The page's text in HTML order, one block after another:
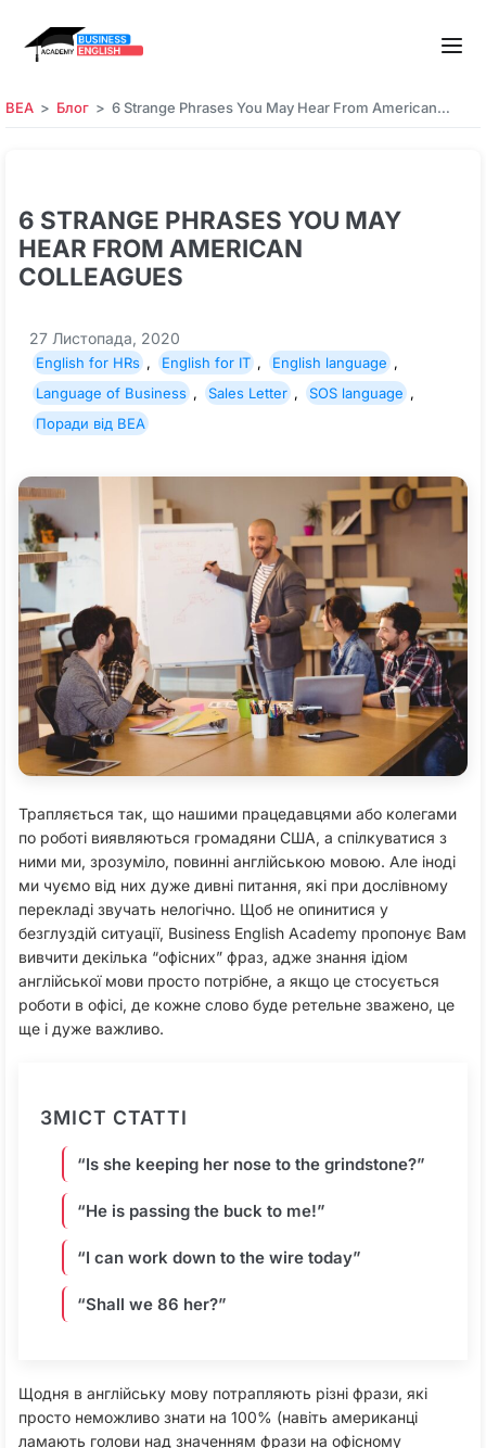
BEA Блог 6 Strange Phrases You May Hear From American…
6 STRANGE PHRASES YOU MAY
HEAR FROM AMERICAN
COLLEAGUES
27 Листопада, 2020
English for HRs , English for IT , English language ,
Language of Business , Sales Letter , SOS language ,
Поради від BEA
Трапляється так, що нашими працедавцями або колегами
по роботі виявляються громадяни США, а спілкуватися з
ними ми, зрозуміло, повинні англійською мовою. Але іноді
ми чуємо від них дуже дивні питання, які при дослівному
перекладі звучать нелогічно. Щоб не опинитися у
безглуздій ситуації, Business English Academy пропонує Вам
вивчити декілька “офісних” фраз, адже знання ідіом
англійської мови просто потрібне, а якщо це стосується
роботи в офісі, де кожне слово буде ретельне зважено, це
ще і дуже важливо.
ЗМІСТ СТАТТІ
“Is she keeping her nose to the grindstone?”
“He is passing the buck to me!”
“I can work down to the wire today”
“Shall we 86 her?”
Щодня в англійську мову потрапляють різні фрази, які
просто неможливо знати на 100% (навіть американці
ламають голови над значенням фрази на офісному